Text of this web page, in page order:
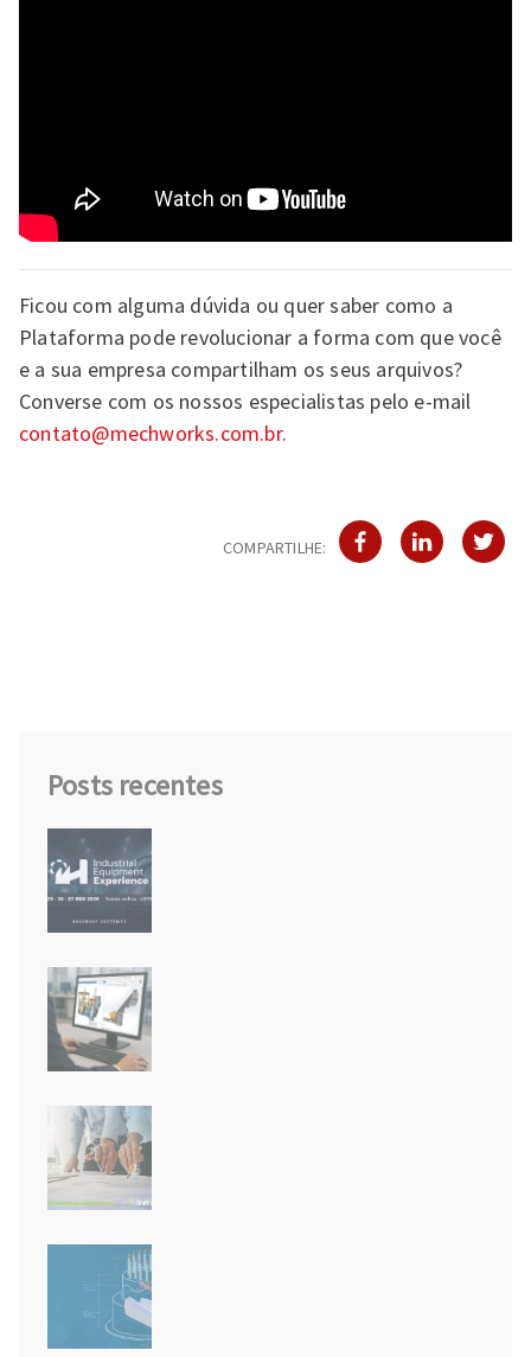
Ficou com alguma dúvida ou quer saber como a
Plataforma pode revolucionar a forma com que você
e a sua empresa compartilham os seus arquivos?
Converse com os nossos especialistas pelo e-mail
contato@mechworks.com.br.
COMPARTILHE:
Posts recentes
equipamentos industriais
acontece em agosto
SP3: a Inteligência Artificial
finalmente chegou!
modelos RVT e IFC para pranchas